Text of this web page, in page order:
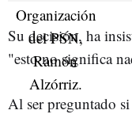
Su decisión, ha
"esto no significa
Al ser preguntado